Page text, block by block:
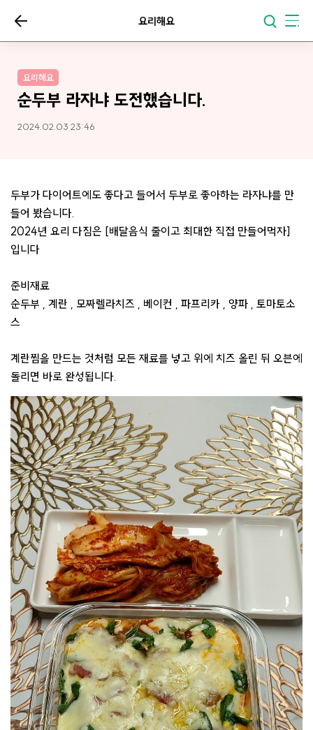
요리해요
요리해요
순두부 라자냐 도전했습니다.
2024.02.03 23:46
두부가 다이어트에도 좋다고 들어서 두부로 좋아하는 라자냐를 만
들어 봤습니다.
2024년 요리 다짐은 [배달음식 줄이고 최대한 직접 만들어먹자]
입니다
준비재료
순두부 , 계란 , 모짜렐라치즈 , 베이컨 , 파프리카 , 양파 , 토마토소
스
계란찜을 만드는 것처럼 모든 재료를 넣고 위에 치즈 올린 뒤 오븐에
돌리면 바로 완성됩니다.